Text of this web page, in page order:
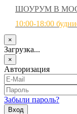
ШОУРУМ В
10:00-18:00
×
Загрузка...
×
Авторизация
Забыли пароль?